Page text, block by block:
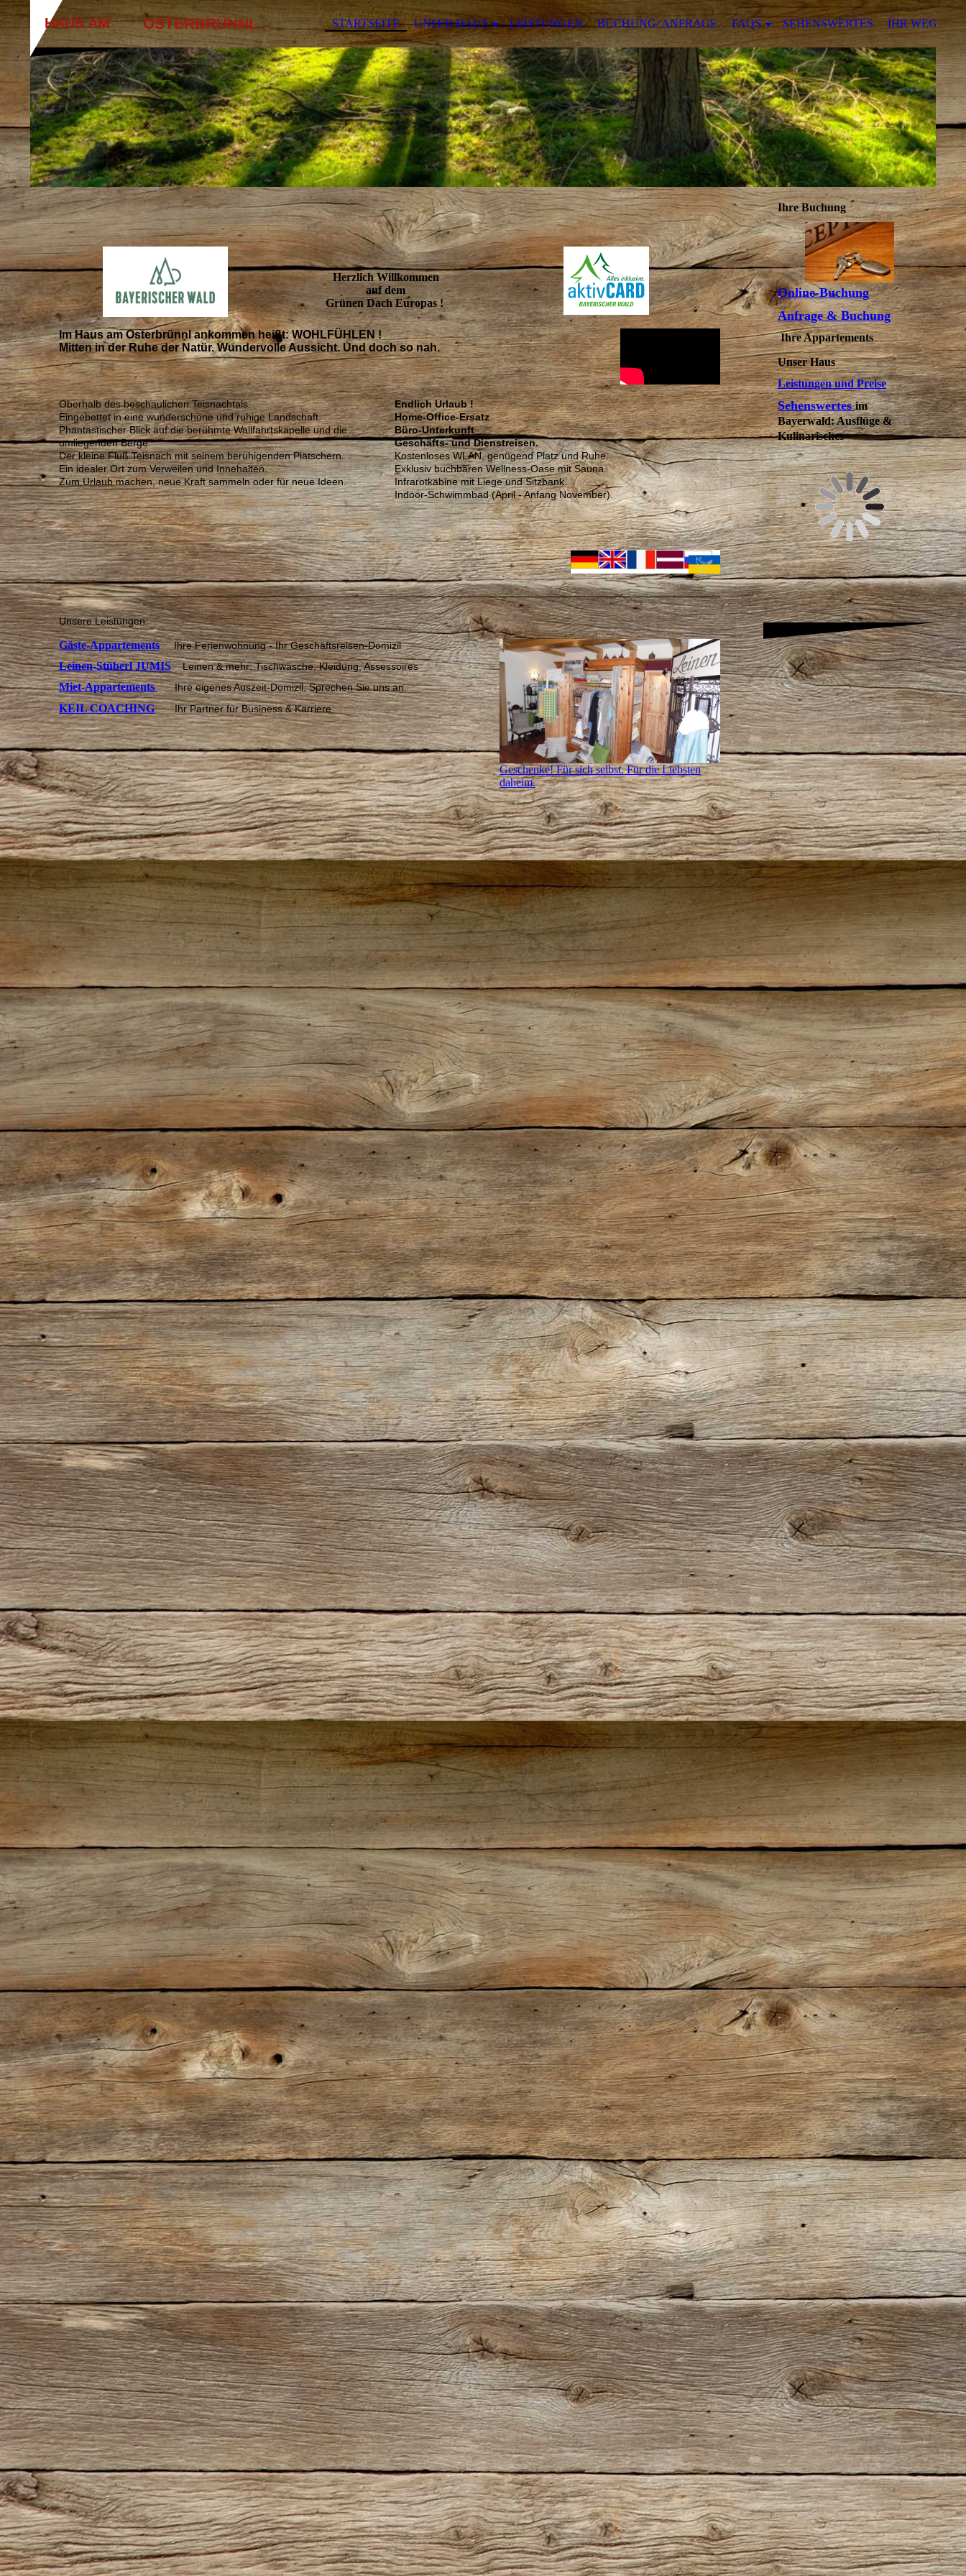
STARTSEITE UNSER HAUS LEISTUNGEN BUCHUNG/ ANFRAGE FAQS SEHENSWERTES IHR WEG
HAUS AM OSTERBRÜNNL
Herzlich Willkommen
auf dem
Grünen Dach Europas !
Im Haus am Osterbrünnl ankommen heißt: WOHLFÜHLEN !
Mitten in der Ruhe der Natür. Wundervolle Aussicht. Und doch so nah.
Oberhalb des beschaulichen Teisnachtals.
Eingebettet in eine wunderschöne und ruhige Landschaft.
Phantastischer Blick auf die berühmte Wallfahrtskapelle und die
umliegenden Berge.
Der kleine Fluß Teisnach mit seinem beruhigenden Plätschern.
Ein idealer Ort zum Verweilen und Innehalten.
Zum Urlaub machen, neue Kraft sammeln oder für neue Ideen.
Endlich Urlaub !
Home-Office-Ersatz
Büro-Unterkunft
Geschäfts- und Dienstreisen.
Kostenloses WLAN, genügend Platz und Ruhe.
Exklusiv buchbaren Wellness-Oase mit Sauna.
Infrarotkabine mit Liege und Sitzbank.
Indoor-Schwimmbad (April - Anfang November).
Unsere Leistungen:
Geschenke! Für sich selbst. Für die Liebsten
daheim.
Gäste-Appartements Ihre Ferienwohnung- Ihr Geschäftsreisen-Domizil
Leinen-Stüberl JUMIS Leinen & mehr: Tischwäsche, Kleidung, Assessoires
Miet-Appartements Ihre eigenes Auszeit-Domizil. Sprechen Sie uns an.
KEIL COACHING Ihr Partner für Business & Karriere
HaO_Pool3n
Teisnach_Schlaf1
Ihre Buchung
Online-Buchung
Anfrage & Buchung
Ihre Appartements
Unser Haus
Leistungen und Preise
Sehenswertesim
Bayerwald: Ausflüge &
Kulinarisches